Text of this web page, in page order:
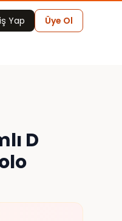
Yap Üye Ol
D